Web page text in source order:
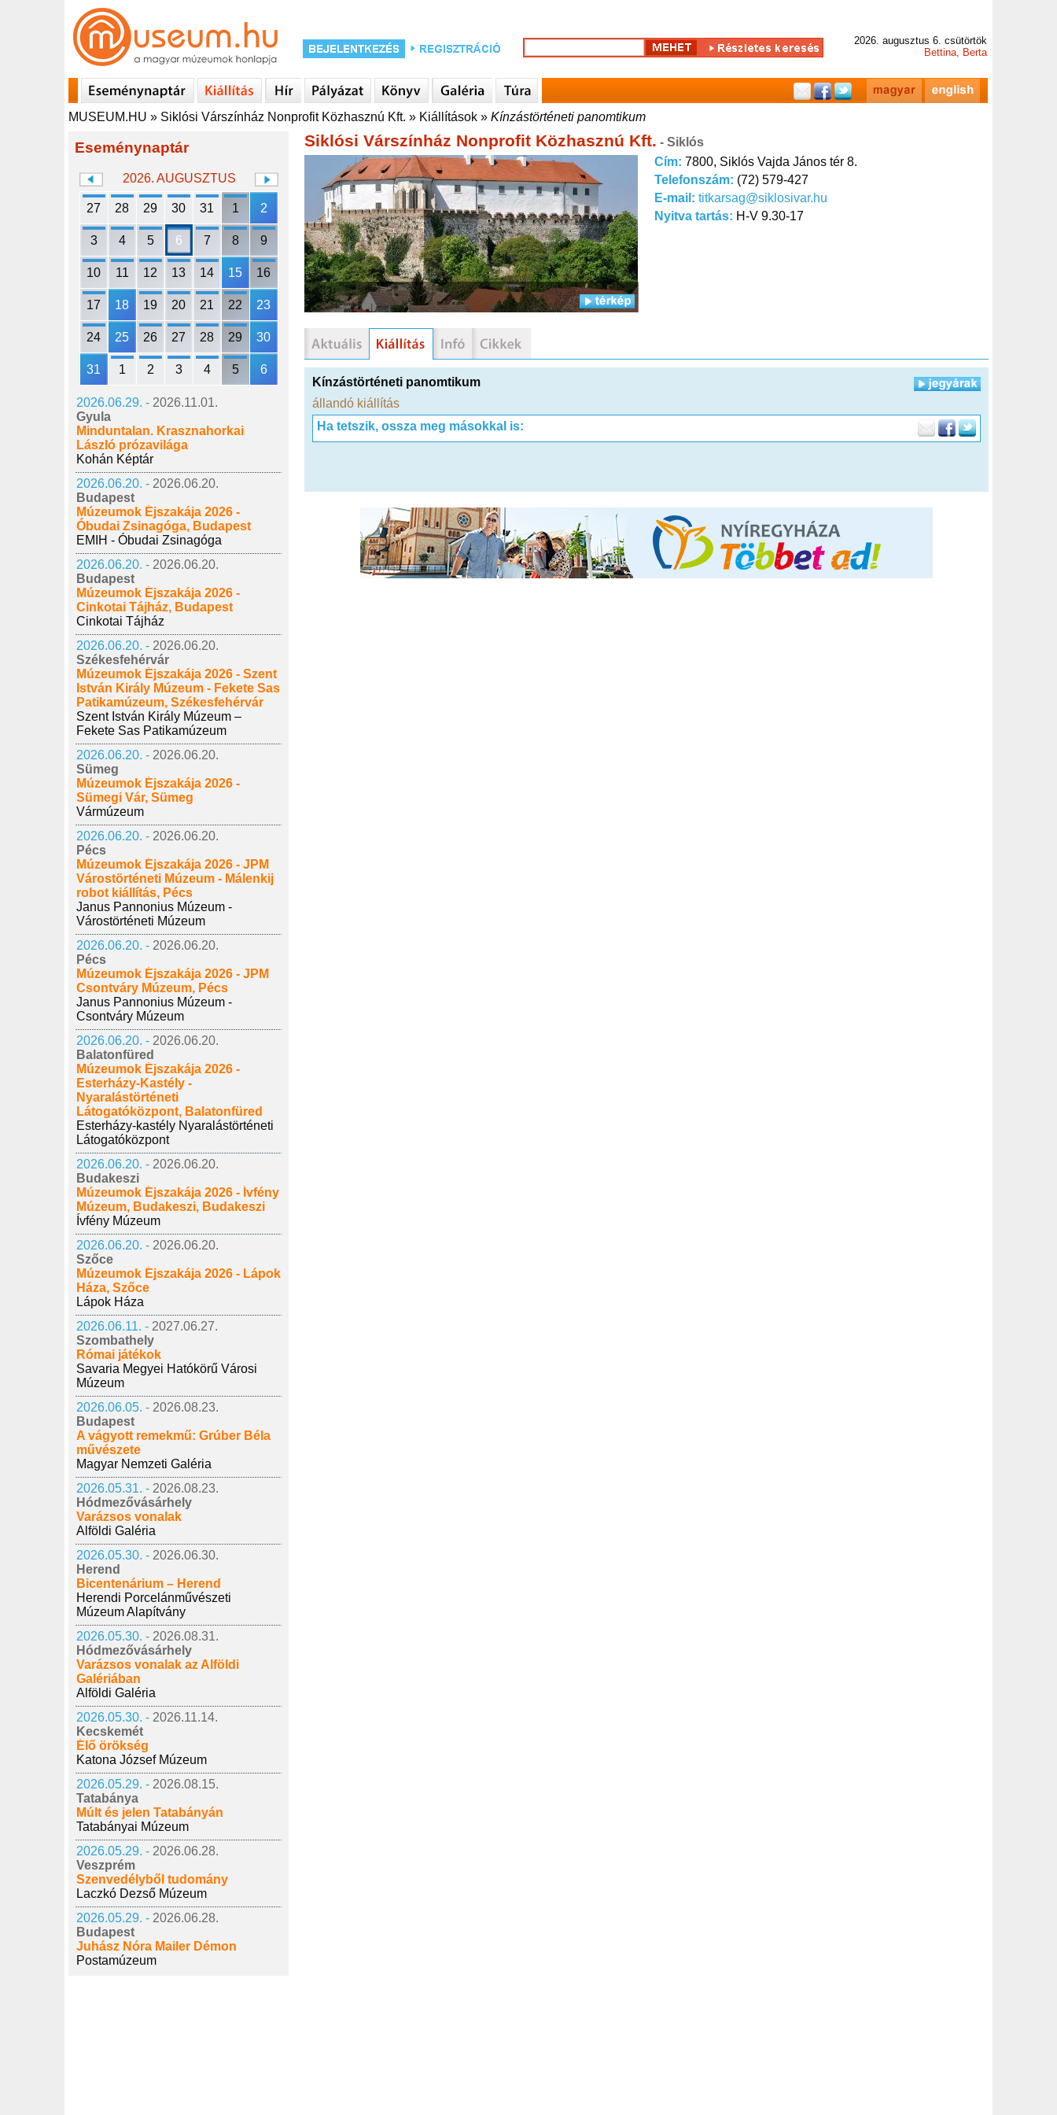
2026. augusztus 6. csütörtök
Bettina, Berta
MUSEUM.HU » Siklósi Várszínház Nonprofit Közhasznú Kft. » Kiállítások » Kínzástörténeti panomtikum
Eseménynaptár
2026. AUGUSZTUS
27 28 29 30 31 1 2
3 4 5 6 7 8 9
10 11 12 13 14 15 16
17 18 19 20 21 22 23
24 25 26 27 28 29 30
31 1 2 3 4 5 6
2026.06.29. - 2026.11.01.
Gyula
Minduntalan. Krasznahorkai
László prózavilága
Kohán Képtár
2026.06.20. - 2026.06.20.
Budapest
Múzeumok Éjszakája 2026 -
Óbudai Zsinagóga, Budapest
EMIH - Óbudai Zsinagóga
2026.06.20. - 2026.06.20.
Budapest
Múzeumok Éjszakája 2026 -
Cinkotai Tájház, Budapest
Cinkotai Tájház
2026.06.20. - 2026.06.20.
Székesfehérvár
Múzeumok Éjszakája 2026 - Szent
István Király Múzeum - Fekete Sas
Patikamúzeum, Székesfehérvár
Szent István Király Múzeum –
Fekete Sas Patikamúzeum
2026.06.20. - 2026.06.20.
Sümeg
Múzeumok Éjszakája 2026 -
Sümegi Vár, Sümeg
Vármúzeum
2026.06.20. - 2026.06.20.
Pécs
Múzeumok Éjszakája 2026 - JPM
Várostörténeti Múzeum - Málenkij
robot kiállítás, Pécs
Janus Pannonius Múzeum -
Várostörténeti Múzeum
2026.06.20. - 2026.06.20.
Pécs
Múzeumok Éjszakája 2026 - JPM
Csontváry Múzeum, Pécs
Janus Pannonius Múzeum -
Csontváry Múzeum
2026.06.20. - 2026.06.20.
Balatonfüred
Múzeumok Éjszakája 2026 -
Esterházy-Kastély -
Nyaralástörténeti
Látogatóközpont, Balatonfüred
Esterházy-kastély Nyaralástörténeti
Látogatóközpont
2026.06.20. - 2026.06.20.
Budakeszi
Múzeumok Éjszakája 2026 - Ívfény
Múzeum, Budakeszi, Budakeszi
Ívfény Múzeum
2026.06.20. - 2026.06.20.
Szőce
Múzeumok Éjszakája 2026 - Lápok
Háza, Szőce
Lápok Háza
2026.06.11. - 2027.06.27.
Szombathely
Római játékok
Savaria Megyei Hatókörű Városi
Múzeum
2026.06.05. - 2026.08.23.
Budapest
A vágyott remekmű: Grúber Béla
művészete
Magyar Nemzeti Galéria
2026.05.31. - 2026.08.23.
Hódmezővásárhely
Varázsos vonalak
Alföldi Galéria
2026.05.30. - 2026.06.30.
Herend
Bicentenárium – Herend
Herendi Porcelánművészeti
Múzeum Alapítvány
2026.05.30. - 2026.08.31.
Hódmezővásárhely
Varázsos vonalak az Alföldi
Galériában
Alföldi Galéria
2026.05.30. - 2026.11.14.
Kecskemét
Élő örökség
Katona József Múzeum
2026.05.29. - 2026.08.15.
Tatabánya
Múlt és jelen Tatabányán
Tatabányai Múzeum
2026.05.29. - 2026.06.28.
Veszprém
Szenvedélyből tudomány
Laczkó Dezső Múzeum
2026.05.29. - 2026.06.28.
Budapest
Juhász Nóra Mailer Démon
Postamúzeum
Siklósi Várszínház Nonprofit Közhasznú Kft. - Siklós
Cím: 7800, Siklós Vajda János tér 8.
Telefonszám: (72) 579-427
E-mail: titkarsag@siklosivar.hu
Nyitva tartás: H-V 9.30-17
Kínzástörténeti panomtikum
állandó kiállítás
Ha tetszik, ossza meg másokkal is: